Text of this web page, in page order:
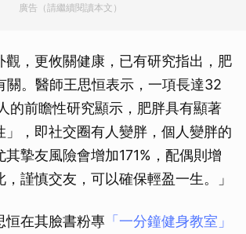
廣告（請繼續閱讀本文）
觀，更攸關健康，已有研究指出，肥
關。醫師王思恒表示，一項長達32
的前瞻性研究顯示，肥胖具有顯著
」，即社交圈有人變胖，個人變胖的
其摯友風險會增加171%，配偶則增
謹慎交友，可以確保輕盈一生。」
恒在其臉書粉專 「一分鐘健身教室」